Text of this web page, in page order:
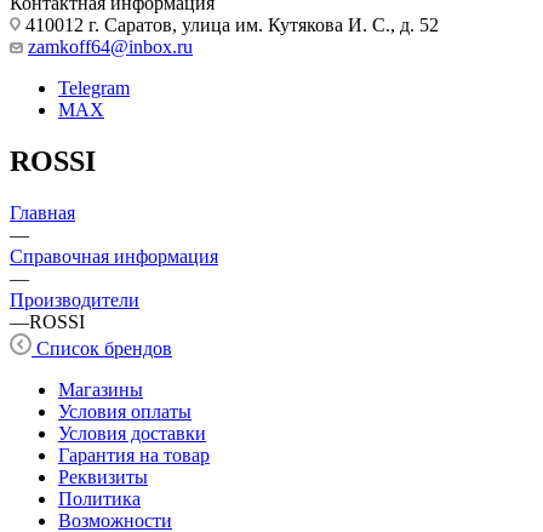
410012 г. Саратов, улица им. Кутякова И. С., д. 52
zamkoff64@inbox.ru
Telegram
MAX
ROSSI
Главная
—
Справочная информация
—
Производители
—ROSSI
Список брендов
Магазины
Условия оплаты
Условия доставки
Гарантия на товар
Реквизиты
Политика
Возможности